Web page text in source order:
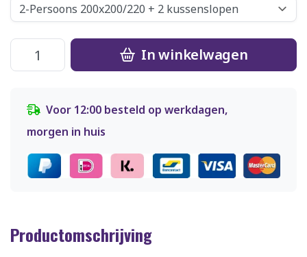
In winkelwagen
Voor 12:00 besteld op werkdagen,
morgen in huis
Productomschrijving